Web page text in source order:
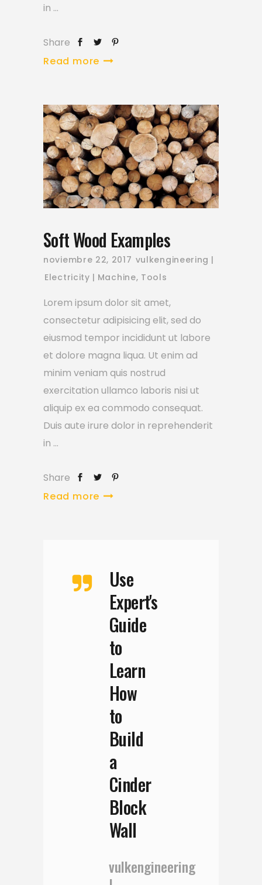
in
Share
Read more
Soft Wood Examples
noviembre 22, 2017 vulkengineering
Electricity
Machine, Tools
Lorem ipsum dolor sit amet,
consectetur adipisicing elit, sed do
eiusmod tempor incididunt ut labore
et dolore magna liqua. Ut enim ad
minim veniam quis nostrud
exercitation ullamco laboris nisi ut
aliquip ex ea commodo consequat.
Duis aute irure dolor in reprehenderit
in
Share
Read more
Use
Expert's
Guide
to
Learn
How
to
Build
a
Cinder
Block
Wall
vulkengineering